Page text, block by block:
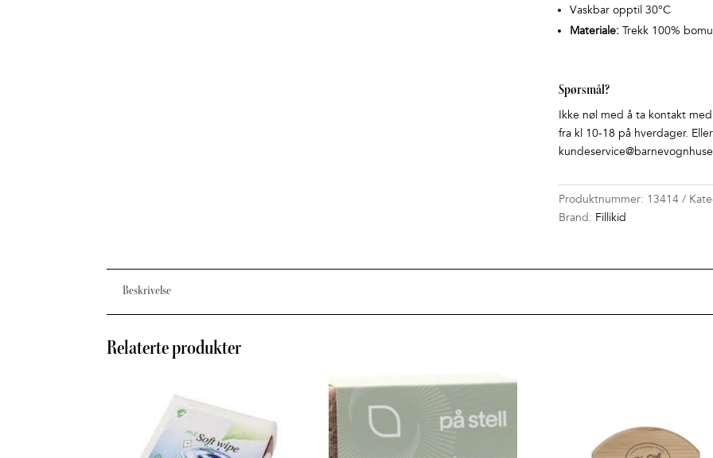
Vaskbar opptil 30°C
Materiale:Trekk 100%
Spørsmål?
Ikke nøl med å ta kontakt
fra kl 10-18 på hverdager.
Produktnummer: 13414
Brand: Fillikid
Beskrivelse
Relaterte produkter